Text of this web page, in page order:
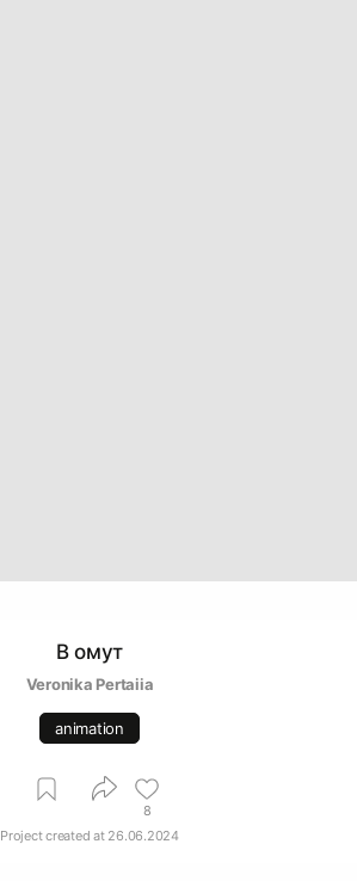
В омут
Veronika Pertaiia
animation
8
Project created at 26.06.2024